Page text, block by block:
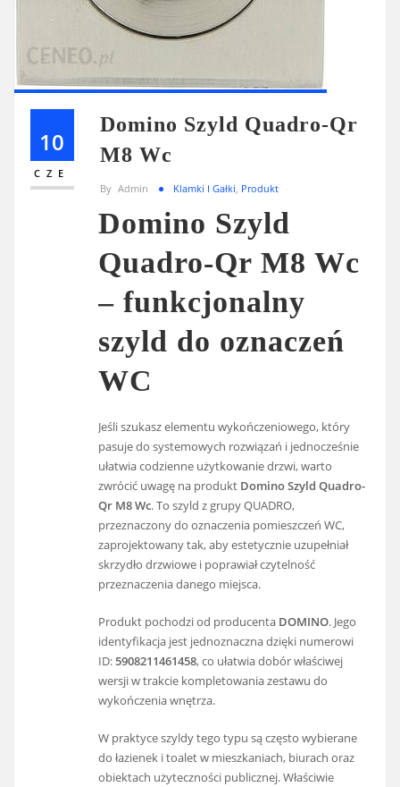
10
CZE
Domino Szyld Quadro-Qr
M8 Wc
By Admin Klamki I Gałki Produkt
Domino Szyld
Quadro-Qr M8 Wc
– funkcjonalny
szyld do oznaczeń
WC
Jeśli szukasz elementu wykończeniowego, który
pasuje do systemowych rozwiązań i jednocześnie
ułatwia codzienne użytkowanie drzwi, warto
zwrócić uwagę na produkt Domino Szyld Quadro-
Qr M8 Wc. To szyld z grupy QUADRO,
przeznaczony do oznaczenia pomieszczeń WC,
zaprojektowany tak, aby estetycznie uzupełniał
skrzydło drzwiowe i poprawiał czytelność
przeznaczenia danego miejsca.
Produkt pochodzi od producenta DOMINO. Jego
identyfikacja jest jednoznaczna dzięki numerowi
ID:5908211461458, co ułatwia dobór właściwej
wersji w trakcie kompletowania zestawu do
wykończenia wnętrza.
W praktyce szyldy tego typu są często wybierane
do łazienek i toalet w mieszkaniach, biurach oraz
obiektach użyteczności publicznej. Właściwie